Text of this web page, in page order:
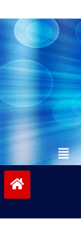
to
content